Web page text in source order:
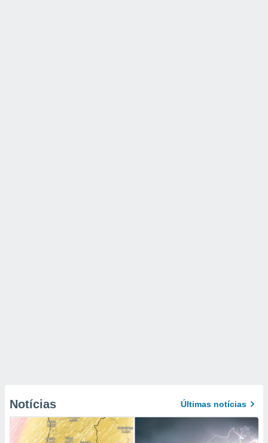
Notícias Últimas notícias